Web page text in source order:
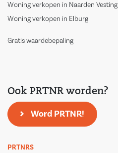
Woning verkopen in Naarden Vesting
Woning verkopen in Elburg
Gratis waardebepaling
Ook PRTNR worden?
Word PRTNR!
PRTNRS